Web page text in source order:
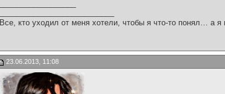
Все, кто уходил от меня хотели, чтобы я что-то понял… а
23.06.2013, 11:08